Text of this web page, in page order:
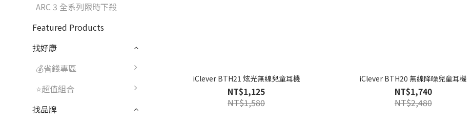
ARC 3 全系列限時下殺
Featured Products
找好康
💰省錢專區
⭐超值組合
找品牌
iClever BTH21 炫光無線兒童耳機
NT$1,125
NT$1,580
iClever BTH20 無線降噪兒童耳機
NT$1,740
NT$2,480